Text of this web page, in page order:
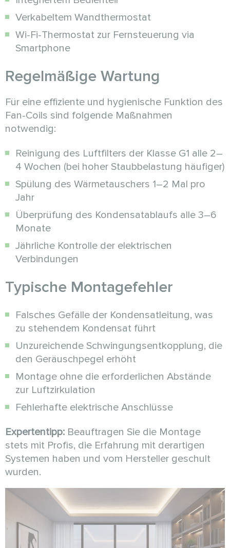
Verkabeltem Wandthermostat
Wi-Fi-Thermostat zur Fernsteuerung via
Smartphone
Regelmäßige Wartung
Für eine effiziente und hygienische Funktion des
Fan-Coils sind folgende Maßnahmen
notwendig:
Reinigung des Luftfilters der Klasse G1 alle 2–
4 Wochen (bei hoher Staubbelastung häufiger)
Spülung des Wärmetauschers 1–2 Mal pro
Jahr
Überprüfung des Kondensatablaufs alle 3–6
Monate
Jährliche Kontrolle der elektrischen
Verbindungen
Typische Montagefehler
Falsches Gefälle der Kondensatleitung, was
zu stehendem Kondensat führt
Unzureichende Schwingungsentkopplung, die
den Geräuschpegel erhöht
Montage ohne die erforderlichen Abstände
zur Luftzirkulation
Fehlerhafte elektrische Anschlüsse
Expertentipp: Beauftragen Sie die Montage
stets mit Profis, die Erfahrung mit derartigen
Systemen haben und vom Hersteller geschult
wurden.